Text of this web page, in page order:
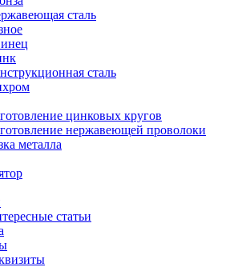
сталь
сталь
цинковых кругов
нержавеющей проволоки
металла
статьи